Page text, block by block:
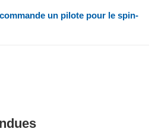
un pilote pour le spin-